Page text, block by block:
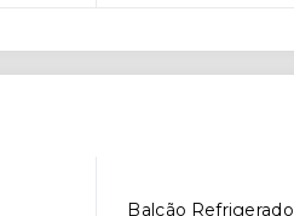
Balcão Refrigerado